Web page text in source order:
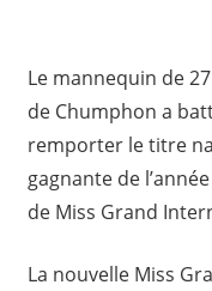
Le mannequin de
de Chumphon a
remporter le titre
gagnante de
de Miss Grand
La nouvelle Miss